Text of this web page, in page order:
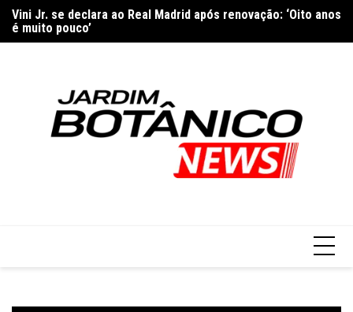
para
o
Vini Jr. se declara ao Real Madrid após renovação: ‘Oito anos
é muito pouco’
São Paulo sai na frente, mas cede virada ao Grêmio e amplia